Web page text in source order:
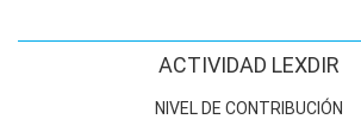
ACTIVIDAD LEXDIR
NIVEL DE CONTRIBUCIÓN